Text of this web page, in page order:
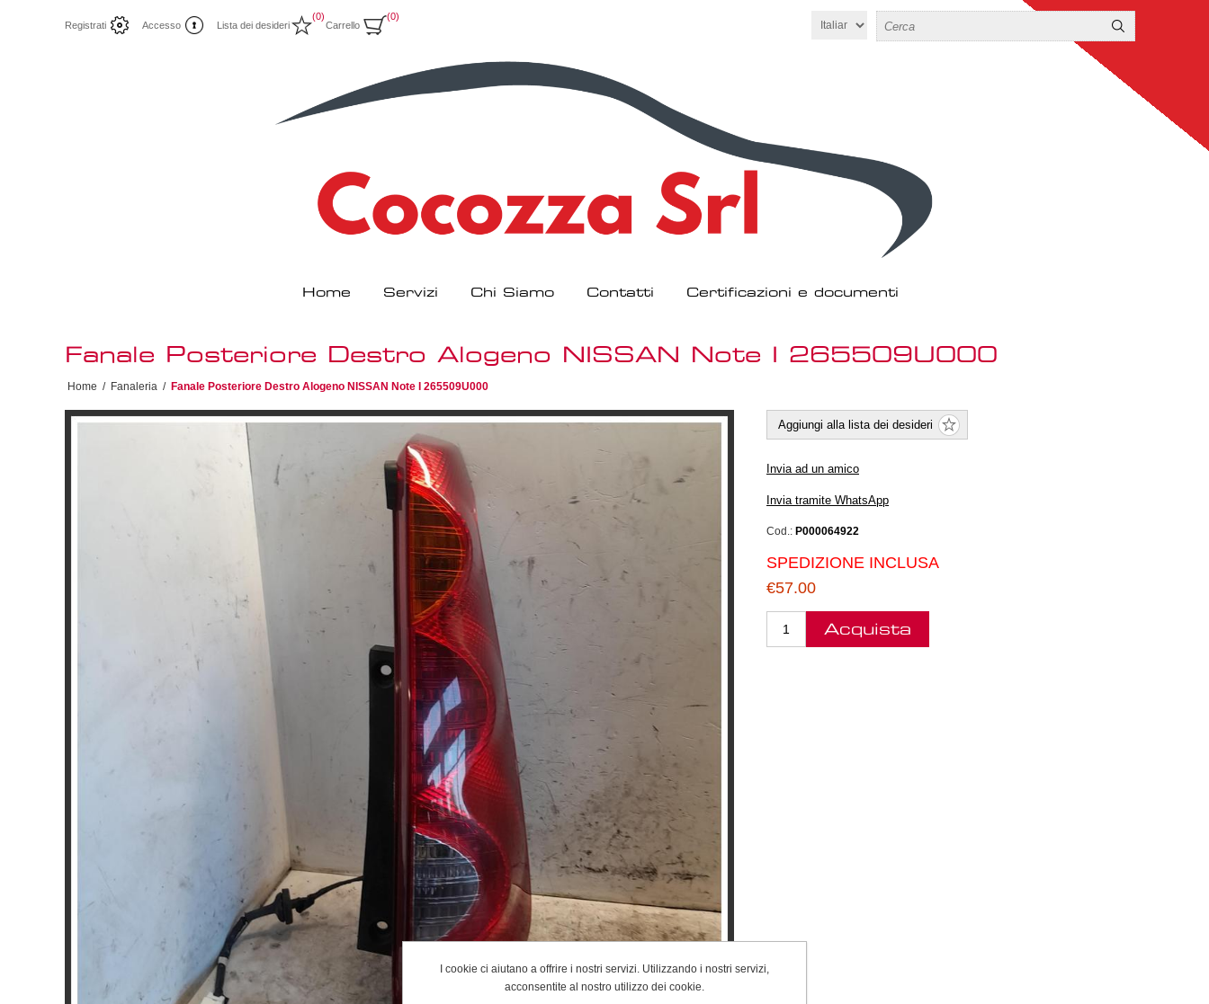
Registrati Accesso Lista dei desideri
(0)
Carrello
(0)
Home Servizi Chi Siamo Contatti Certificazioni e documenti
Fanale Posteriore Destro Alogeno NISSAN Note I 265509U000
Home / Fanaleria / Fanale Posteriore Destro Alogeno NISSAN Note I 265509U000
Aggiungi alla lista dei desideri
Invia ad un amico
Invia tramite WhatsApp
Cod.: P000064922
SPEDIZIONE INCLUSA
€57.00
Acquista
I cookie ci aiutano a offrire i nostri servizi. Utilizzando i nostri servizi,
acconsentite al nostro utilizzo dei cookie.